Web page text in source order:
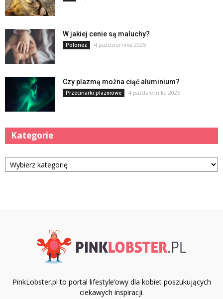
W jakiej cenie są maluchy?
Polonez 4 października 2025
Czy plazmą można ciąć aluminium?
Przecinarki plazmowe 4 października 2025
Kategorie
Kategorie
PinkLobster.pl to portal lifestyle’owy dla kobiet poszukujących
ciekawych inspiracji.